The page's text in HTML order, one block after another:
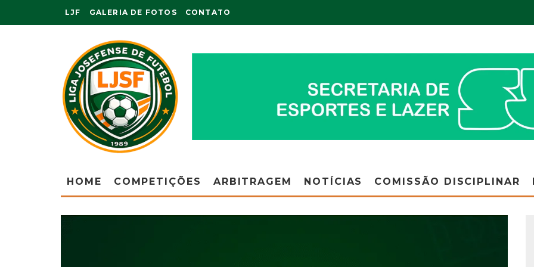
LJF GALERIA DE FOTOS CONTATO
HOME COMPETIÇÕES ARBITRAGEM NOTÍCIAS COMISSÃO DISCIPLINAR